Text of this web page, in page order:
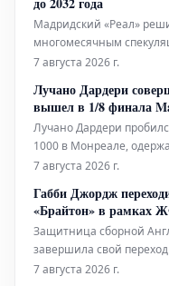
значение в
Мадридский «Реал»
многомесячным
будущее Винисиуса
ставший незаменимым
«сливочных», ранее
чемпион
7 августа 2026 г.
Лучано Дардери
вышел в 1/8 финала
Лучано Дардери
1000 в Монреале,
представителем Китая
следующие две партии
открывает ему путь к
7 августа 2026 г.
Габби Джордж
«Брайтон» в рамках
Защитница сборной
завершила свой
«Брайтон энд Хоув
7 августа 2026 г.